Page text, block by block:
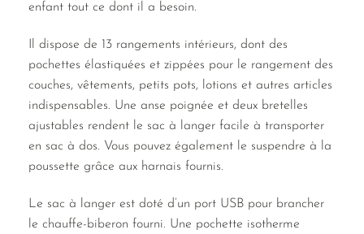
enfant tout ce dont il a besoin.
Il dispose de 13 rangements intérieurs, dont des
pochettes élastiquées et zippées pour le rangement des
couches, vêtements, petits pots, lotions et autres articles
indispensables. Une anse poignée et deux bretelles
ajustables rendent le sac à langer facile à transporter
en sac à dos. Vous pouvez également le suspendre à la
poussette grâce aux harnais fournis.
Le sac à langer est doté d’un port USB pour brancher
le chauffe-biberon fourni. Une pochette isotherme